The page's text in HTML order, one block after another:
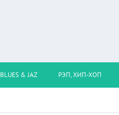
BLUES & JAZ РЭП, ХИП-ХОП